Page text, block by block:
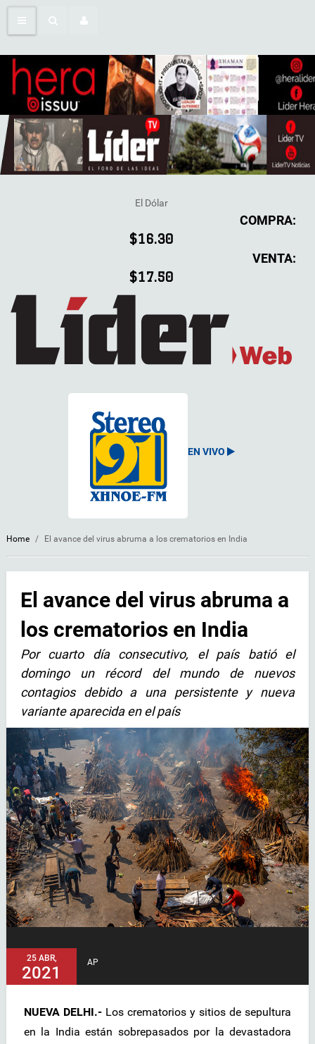
El Dólar
COMPRA:
$16.30
VENTA:
$17.50
EN VIVO
Home / El avance del virus abruma a los crematorios en India
El avance del virus abruma a
los crematorios en India
Por cuarto día consecutivo, el país batió el
domingo un récord del mundo de nuevos
contagios debido a una persistente y nueva
variante aparecida en el país
25 ABR,
2021
AP
NUEVA DELHI.- Los crematorios y sitios de sepultura
en la India están sobrepasados por la devastadora